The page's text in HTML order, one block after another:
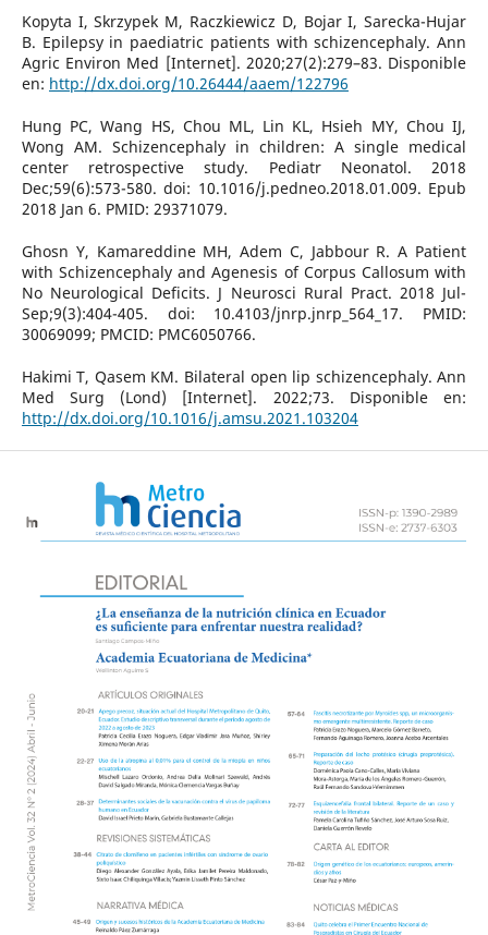
Kopyta I, Skrzypek M, Raczkiewicz D, Bojar I, Sarecka-Hujar
B. Epilepsy in paediatric patients with schizencephaly. Ann
Agric Environ Med [Internet]. 2020;27(2):279–83. Disponible
en: http://dx.doi.org/10.26444/aaem/122796
Hung PC, Wang HS, Chou ML, Lin KL, Hsieh MY, Chou IJ,
Wong AM. Schizencephaly in children: A single medical
center retrospective study. Pediatr Neonatol. 2018
Dec;59(6):573-580. doi: 10.1016/j.pedneo.2018.01.009. Epub
2018 Jan 6. PMID: 29371079.
Ghosn Y, Kamareddine MH, Adem C, Jabbour R. A Patient
with Schizencephaly and Agenesis of Corpus Callosum with
No Neurological Deficits. J Neurosci Rural Pract. 2018 Jul-
Sep;9(3):404-405. doi: 10.4103/jnrp.jnrp_564_17. PMID:
30069099; PMCID: PMC6050766.
Hakimi T, Qasem KM. Bilateral open lip schizencephaly. Ann
Med Surg (Lond) [Internet]. 2022;73. Disponible en:
http://dx.doi.org/10.1016/j.amsu.2021.103204